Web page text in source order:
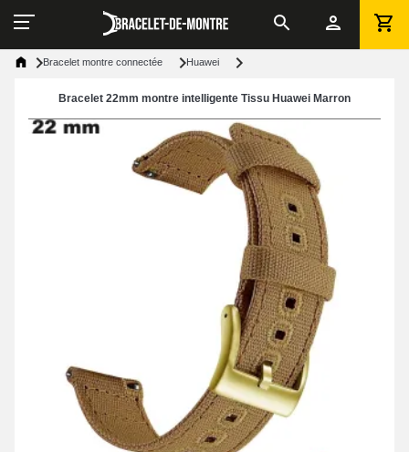
Bracelet montre connectée Huawei
Bracelet 22mm montre intelligente Tissu Huawei Marron